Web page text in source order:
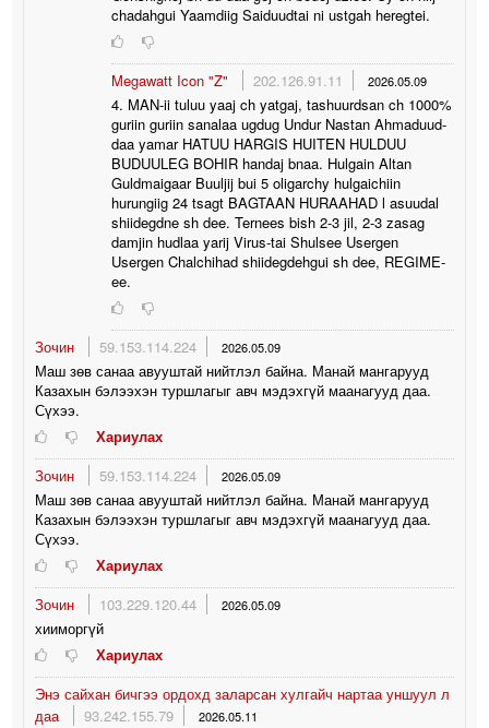
chadahgui Yaamdiig Saiduudtai ni ustgah heregtei.
Megawatt Icon "Z" 202.126.91.11 2026.05.09
4. MAN-ii tuluu yaaj ch yatgaj, tashuurdsan ch 1000%
guriin guriin sanalaa ugdug Undur Nastan Ahmaduud-
daa yamar HATUU HARGIS HUITEN HULDUU
BUDUULEG BOHIR handaj bnaa. Hulgain Altan
Guldmaigaar Buuljij bui 5 oligarchy hulgaichiin
hurungiig 24 tsagt BAGTAAN HURAAHAD l asuudal
shiidegdne sh dee. Ternees bish 2-3 jil, 2-3 zasag
damjin hudlaa yarij Virus-tai Shulsee Usergen
Usergen Chalchihad shiidegdehgui sh dee, REGIME-
ee.
Зочин 59.153.114.224 2026.05.09
Маш зөв санаа авууштай нийтлэл байна. Манай мангарууд
Казахын бэлээхэн туршлагыг авч мэдэхгүй маанагууд даа.
Сүхээ.
Хариулах
Зочин
59.153.114.224 2026.05.09
Маш зөв санаа авууштай нийтлэл байна. Манай мангарууд
Казахын бэлээхэн туршлагыг авч мэдэхгүй маанагууд даа.
Сүхээ.
Хариулах
Зочин
103.229.120.44 2026.05.09
хииморгүй
Хариулах
Энэ сайхан бичгээ ордохд заларсан хулгайч нартаа уншуул л
даа
93.242.155.79 2026.05.11